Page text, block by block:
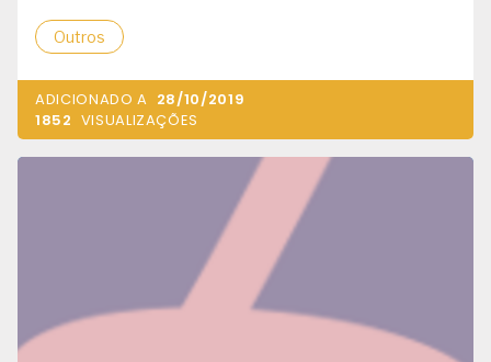
Outros
ADICIONADO A 28/10/2019
1852 VISUALIZAÇÕES